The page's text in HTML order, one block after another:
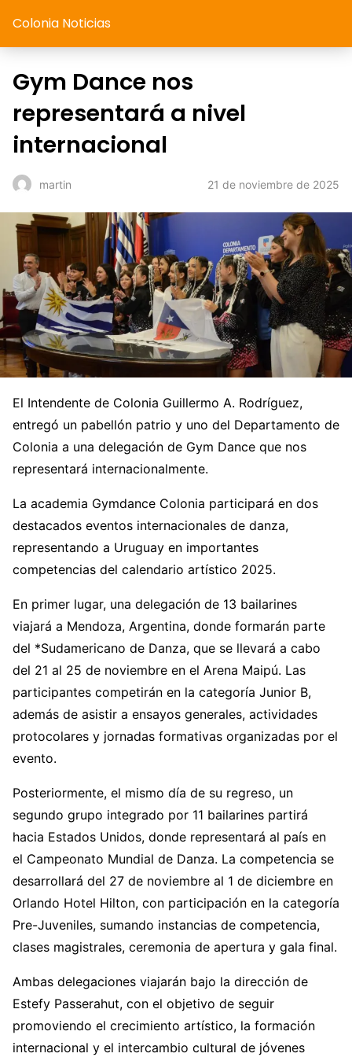
Colonia Noticias
Gym Dance nos
representará a nivel
internacional
martin 21 de noviembre de 2025
El Intendente de Colonia Guillermo A. Rodríguez,
entregó un pabellón patrio y uno del Departamento de
Colonia a una delegación de Gym Dance que nos
representará internacionalmente.
La academia Gymdance Colonia participará en dos
destacados eventos internacionales de danza,
representando a Uruguay en importantes
competencias del calendario artístico 2025.
En primer lugar, una delegación de 13 bailarines
viajará a Mendoza, Argentina, donde formarán parte
del *Sudamericano de Danza, que se llevará a cabo
del 21 al 25 de noviembre en el Arena Maipú. Las
participantes competirán en la categoría Junior B,
además de asistir a ensayos generales, actividades
protocolares y jornadas formativas organizadas por el
evento.
Posteriormente, el mismo día de su regreso, un
segundo grupo integrado por 11 bailarines partirá
hacia Estados Unidos, donde representará al país en
el Campeonato Mundial de Danza. La competencia se
desarrollará del 27 de noviembre al 1 de diciembre en
Orlando Hotel Hilton, con participación en la categoría
Pre-Juveniles, sumando instancias de competencia,
clases magistrales, ceremonia de apertura y gala final.
Ambas delegaciones viajarán bajo la dirección de
Estefy Passerahut, con el objetivo de seguir
promoviendo el crecimiento artístico, la formación
internacional y el intercambio cultural de jóvenes